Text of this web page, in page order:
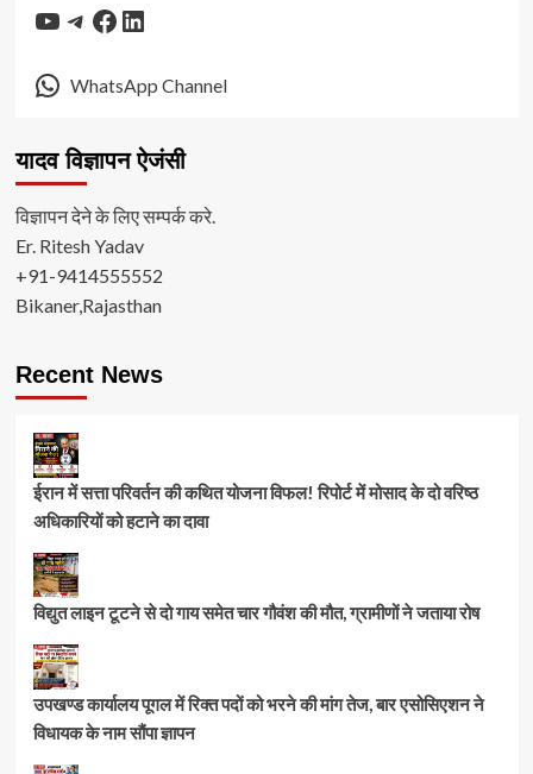
YouTube
Telegram
Facebook
LinkedIn
WhatsApp Channel
यादव विज्ञापन ऐजंसी
विज्ञापन देने के लिए सम्पर्क करे.
Er. Ritesh Yadav
+91-9414555552
Bikaner,Rajasthan
Recent News
ईरान में सत्ता परिवर्तन की कथित योजना विफल! रिपोर्ट में मोसाद के दो वरिष्ठ
अधिकारियों को हटाने का दावा
विद्युत लाइन टूटने से दो गाय समेत चार गौवंश की मौत, ग्रामीणों ने जताया रोष
उपखण्ड कार्यालय पूगल में रिक्त पदों को भरने की मांग तेज, बार एसोसिएशन ने
विधायक के नाम सौंपा ज्ञापन